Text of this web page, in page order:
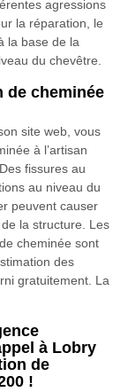
agressions
la réparation, le
la base de la
du chevêtre.
de cheminée
site web, vous
à l’artisan
fissures au
au niveau du
peuvent causer
la structure. Les
cheminée sont
des
gratuitement. La
à Lobry
de
!